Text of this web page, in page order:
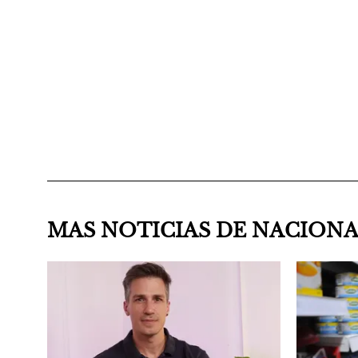
MAS NOTICIAS DE